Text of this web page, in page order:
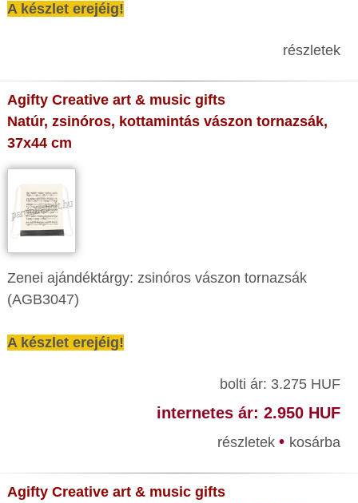
A készlet erejéig!
részletek
Agifty Creative art & music gifts
Natúr, zsinóros, kottamintás vászon tornazsák,
37x44 cm
Zenei ajándéktárgy: zsinóros vászon tornazsák
(AGB3047)
A készlet erejéig!
bolti ár: 3.275 HUF
internetes ár: 2.950 HUF
részletek • kosárba
Agifty Creative art & music gifts